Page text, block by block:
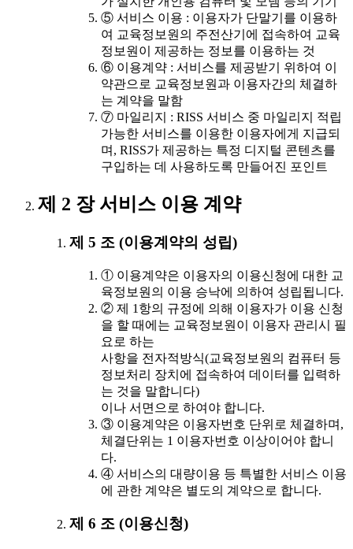
⑤ 서비스 이용 : 이용자가 단말기를 이용하
여 교육정보원의 주전산기에 접속하여 교육
정보원이 제공하는 정보를 이용하는 것
⑥ 이용계약 : 서비스를 제공받기 위하여 이
약관으로 교육정보원과 이용자간의 체결하
는 계약을 말함
⑦ 마일리지 : RISS 서비스 중 마일리지 적립
가능한 서비스를 이용한 이용자에게 지급되
며, RISS가 제공하는 특정 디지털 콘텐츠를
구입하는 데 사용하도록 만들어진 포인트
제 2 장 서비스 이용 계약
제 5 조 (이용계약의 성립)
① 이용계약은 이용자의 이용신청에 대한 교
육정보원의 이용 승낙에 의하여 성립됩니다.
② 제 1항의 규정에 의해 이용자가 이용 신청
을 할 때에는 교육정보원이 이용자 관리시 필
요로 하는
사항을 전자적방식(교육정보원의 컴퓨터 등
정보처리 장치에 접속하여 데이터를 입력하
는 것을 말합니다)
이나 서면으로 하여야 합니다.
③ 이용계약은 이용자번호 단위로 체결하며,
체결단위는 1 이용자번호 이상이어야 합니
다.
④ 서비스의 대량이용 등 특별한 서비스 이용
에 관한 계약은 별도의 계약으로 합니다.
제 6 조 (이용신청)